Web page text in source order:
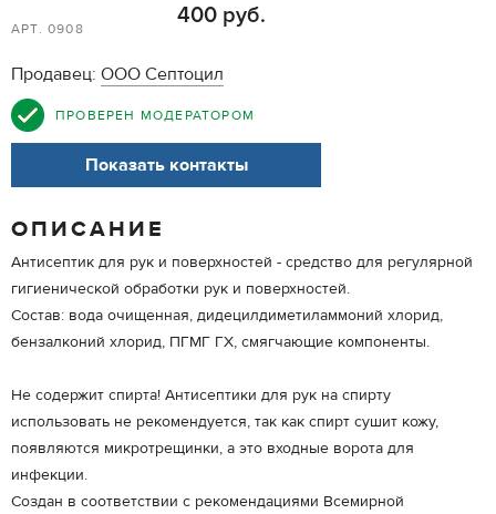
АРТ. 0908 400 руб.
Продавец: ООО Септоцил
ПРОВЕРЕН МОДЕРАТОРОМ
Показать контакты
ОПИСАНИЕ
Антисептик для рук и поверхностей - средство для регулярной
гигиенической обработки рук и поверхностей.
Состав: вода очищенная, дидецилдиметиламмоний хлорид,
бензалконий хлорид, ПГМГ ГХ, смягчающие компоненты.
Не содержит спирта! Антисептики для рук на спирту
использовать не рекомендуется, так как спирт сушит кожу,
появляются микротрещинки, а это входные ворота для
инфекции.
Создан в соответствии с рекомендациями Всемирной